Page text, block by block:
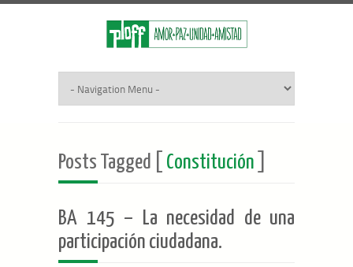
Posts Tagged [ Constitución
BA 145 – La necesidad de una
participación ciudadana.